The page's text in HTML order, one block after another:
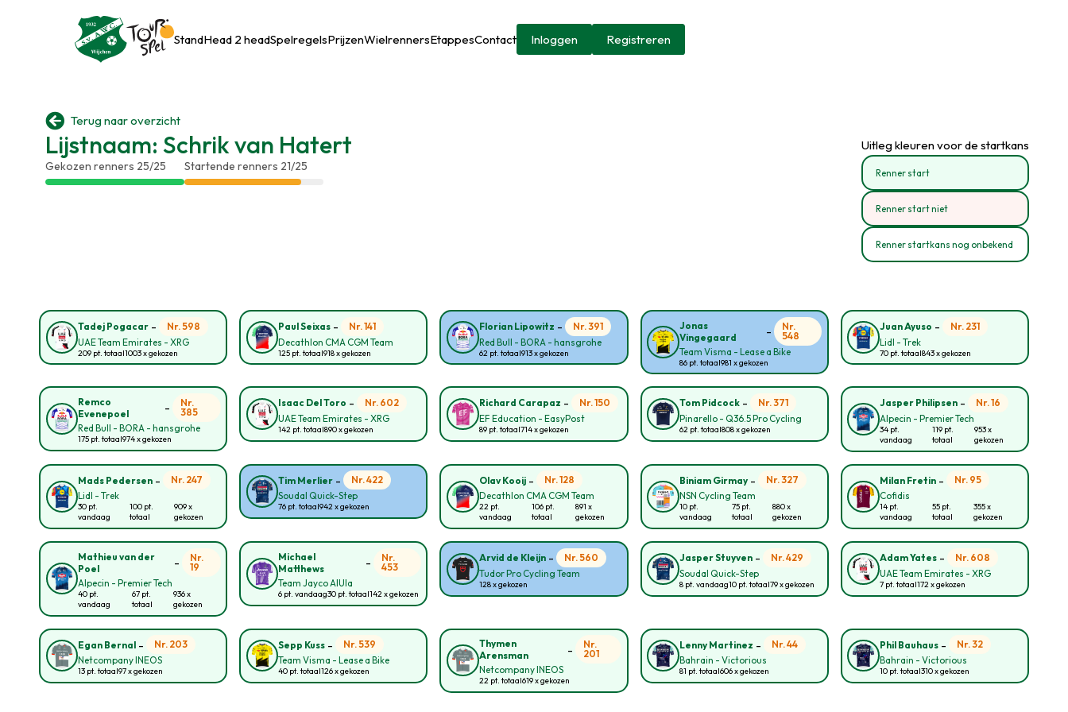
StandHead 2 headSpelregelsPrijzenWielrennersEtappesContact Inloggen Registreren
 Terug naar overzicht
Lijstnaam: Schrik van Hatert
Gekozen renners 25/25 Startende renners 21/25
Uitleg kleuren voor de startkans
Renner start
Renner start niet
Renner startkans nog onbekend
Tadej Pogacar -
Nr. 598
UAE Team Emirates - XRG
209 pt. totaal1003 x gekozen
Paul Seixas -
Nr. 141
Decathlon CMA CGM Team
125 pt. totaal918 x gekozen
Florian Lipowitz -
Nr. 391
Red Bull - BORA - hansgrohe
62 pt. totaal913 x gekozen
Jonas
Vingegaard
-
Nr.
548
Team Visma - Lease a Bike
86 pt. totaal981 x gekozen
Juan Ayuso -
Nr. 231
Lidl - Trek
70 pt. totaal843 x gekozen
Remco
Evenepoel
-
Nr.
385
Red Bull - BORA - hansgrohe
175 pt. totaal974 x gekozen
Isaac Del Toro -
Nr. 602
UAE Team Emirates - XRG
142 pt. totaal890 x gekozen
Richard Carapaz -
Nr. 150
EF Education - EasyPost
89 pt. totaal714 x gekozen
Tom Pidcock-
Nr. 371
Pinarello - Q36.5 Pro Cycling
62 pt. totaal808 x gekozen
Jasper Philipsen-
Nr. 16
Alpecin - Premier Tech
34 pt.
vandaag
119 pt.
totaal
953 x
gekozen
Mads Pedersen -
Nr. 247
Lidl - Trek
30 pt.
vandaag
100 pt.
totaal
909 x
gekozen
Tim Merlier -
Nr. 422
Soudal Quick-Step
76 pt. totaal942 x gekozen
Olav Kooij-
Nr. 128
Decathlon CMA CGM Team
22 pt.
vandaag
106 pt.
totaal
891 x
gekozen
Biniam Girmay-
Nr. 327
NSN Cycling Team
10 pt.
vandaag
75 pt.
totaal
880 x
gekozen
Milan Fretin-
Nr. 95
Cofidis
14 pt.
vandaag
55 pt.
totaal
355 x
gekozen
Mathieu van der
Poel
-
Nr.
19
Alpecin - Premier Tech
40 pt.
vandaag
67 pt.
totaal
936 x
gekozen
Michael
Matthews
-
Nr.
453
Team Jayco AlUla
6 pt. vandaag30 pt. totaal142 x gekozen
Arvid de Kleijn-
Nr. 560
Tudor Pro Cycling Team
128 x gekozen
Jasper Stuyven-
Nr. 429
Soudal Quick-Step
8 pt. vandaag10 pt. totaal79 x gekozen
Adam Yates-
Nr. 608
UAE Team Emirates - XRG
7 pt. totaal172 x gekozen
Egan Bernal -
Nr. 203
Netcompany INEOS
13 pt. totaal97 x gekozen
Sepp Kuss -
Nr. 539
Team Visma - Lease a Bike
40 pt. totaal126 x gekozen
Thymen
Arensman
-
Nr.
201
Netcompany INEOS
22 pt. totaal619 x gekozen
Lenny Martinez -
Nr. 44
Bahrain - Victorious
81 pt. totaal606 x gekozen
Phil Bauhaus-
Nr. 32
Bahrain - Victorious
10 pt. totaal310 x gekozen